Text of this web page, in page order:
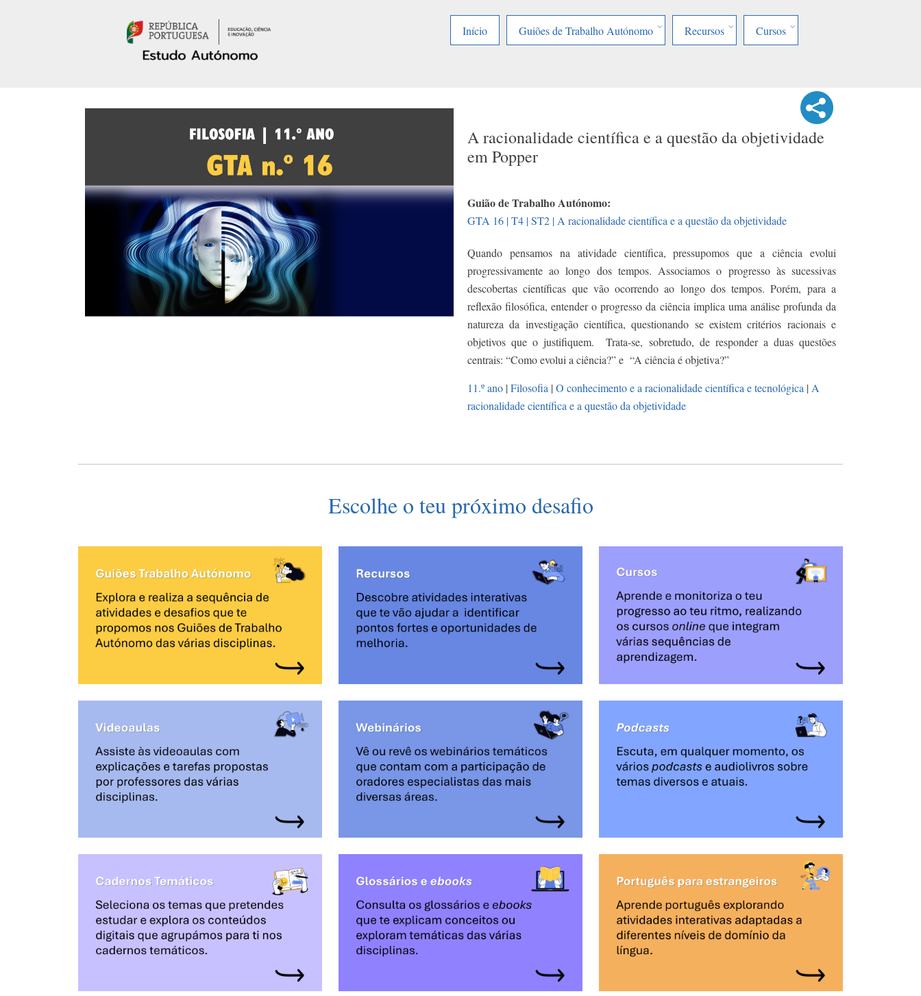
Início
Guiões de Trabalho Autónomo Recursos Cursos
A racionalidade científica e a questão da objetividade
em Popper
Guião de Trabalho Autónomo:
GTA 16 | T4 | ST2 | A racionalidade científica e a questão da objetividade
Quando pensamos na atividade científica, pressupomos que a ciência evolui
progressivamente ao longo dos tempos. Associamos o progresso às sucessivas
descobertas científicas que vão ocorrendo ao longo dos tempos. Porém, para a
reflexão filosófica, entender o progresso da ciência implica uma análise profunda da
natureza da investigação científica, questionando se existem critérios racionais e
objetivos que o justifiquem. Trata-se, sobretudo, de responder a duas questões
centrais: “Como evolui a ciência?” e “A ciência é objetiva?”
11.º ano |Filosofia |O conhecimento e a racionalidade científica e tecnológica |A
racionalidade científica e a questão da objetividade
Escolhe o teu próximo desafio